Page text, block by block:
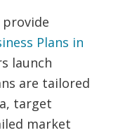
provide
Plans in
launch
are tailored
target
market